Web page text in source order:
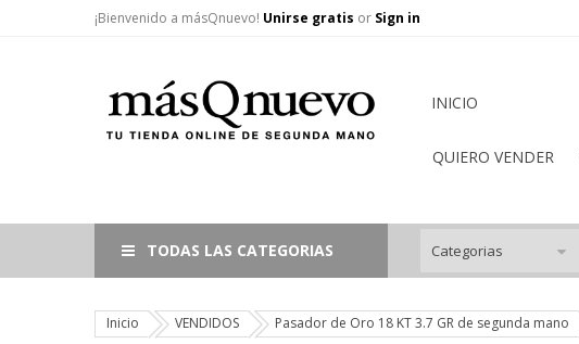
¡Bienvenido a másQnuevo! Unirse gratis or Sign in
INICIO
QUIERO VENDER
TODAS LAS CATEGORIAS
Inicio VENDIDOS Pasador de Oro 18 KT 3.7 GR de segunda mano